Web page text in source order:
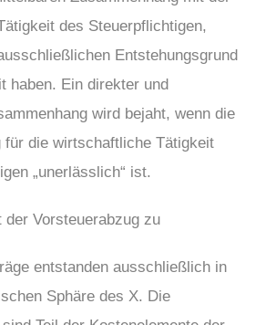
des Steuerpflichtigen,
Entstehungsgrund
haben. Ein direkter und
wird bejaht, wenn die
für die wirtschaftliche Tätigkeit
„unerlässlich“ ist.
Vorsteuerabzug zu
entstanden ausschließlich in
Sphäre des X. Die